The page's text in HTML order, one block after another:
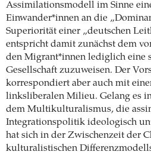
Assimilationsmodell im Sinne
Einwander*innen an die
Superiorität einer „deutschen
entspricht damit zunächst dem
den Migrant*innen lediglich eine
Gesellschaft zuzuweisen. Der
korrespondiert aber auch mit
linksliberalen Milieu. Gelang es
dem Multikulturalismus, die
Integrationspolitik ideologisch
hat sich in der Zwischenzeit der
kulturalistischen